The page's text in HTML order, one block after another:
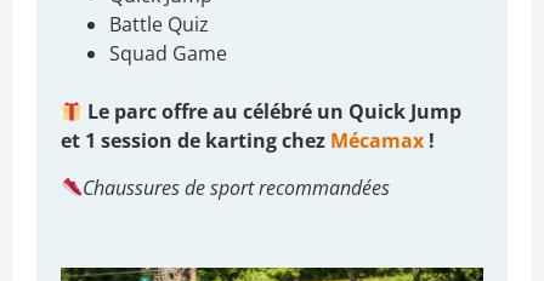
Battle Quiz
Squad Game
Le parc offre au célébré un Quick Jump
et 1 session de karting chez Mécamax !
Chaussures de sport recommandées